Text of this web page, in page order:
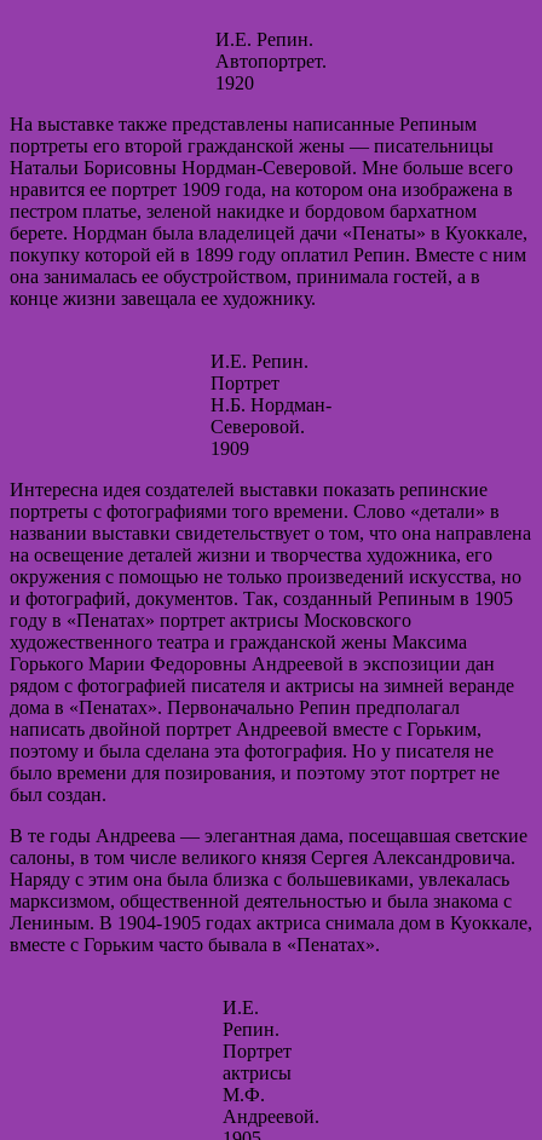
И.Е. Репин.
Автопортрет.
1920
На выставке также представлены написанные Репиным
портреты его второй гражданской жены — писательницы
Натальи Борисовны Нордман-Северовой. Мне больше всего
нравится ее портрет 1909 года, на котором она изображена в
пестром платье, зеленой накидке и бордовом бархатном
берете. Нордман была владелицей дачи «Пенаты» в Куоккале,
покупку которой ей в 1899 году оплатил Репин. Вместе с ним
она занималась ее обустройством, принимала гостей, а в
конце жизни завещала ее художнику.
И.Е. Репин.
Портрет
Н.Б. Нордман-
Северовой.
1909
Интересна идея создателей выставки показать репинские
портреты с фотографиями того времени. Слово «детали» в
названии выставки свидетельствует о том, что она направлена
на освещение деталей жизни и творчества художника, его
окружения с помощью не только произведений искусства, но
и фотографий, документов. Так, созданный Репиным в 1905
году в «Пенатах» портрет актрисы Московского
художественного театра и гражданской жены Максима
Горького Марии Федоровны Андреевой в экспозиции дан
рядом с фотографией писателя и актрисы на зимней веранде
дома в «Пенатах». Первоначально Репин предполагал
написать двойной портрет Андреевой вместе с Горьким,
поэтому и была сделана эта фотография. Но у писателя не
было времени для позирования, и поэтому этот портрет не
был создан.
В те годы Андреева — элегантная дама, посещавшая светские
салоны, в том числе великого князя Сергея Александровича.
Наряду с этим она была близка с большевиками, увлекалась
марксизмом, общественной деятельностью и была знакома с
Лениным. В 1904-1905 годах актриса снимала дом в Куоккале,
вместе с Горьким часто бывала в «Пенатах».
И.Е.
Репин.
Портрет
актрисы
М.Ф.
Андреевой.